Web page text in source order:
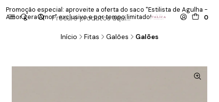
0
Promoção especial: aproveite a oferta do saco "Estilista de Agulha -
Amor gera Amor" exclusivo e por tempo limitado!
Início Fitas Galões Galões